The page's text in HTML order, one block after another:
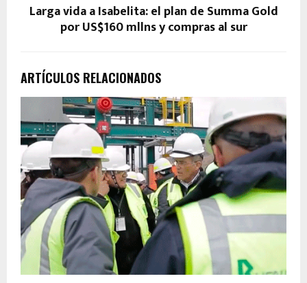
Larga vida a Isabelita: el plan de Summa Gold
por US$160 mllns y compras al sur
ARTÍCULOS RELACIONADOS